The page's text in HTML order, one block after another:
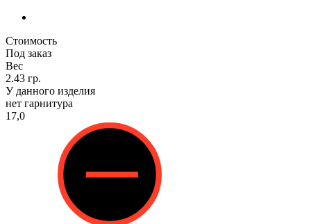
Стоимость
Под заказ
Вес
2.43 гр.
У данного изделия
нет гарнитура
17,0